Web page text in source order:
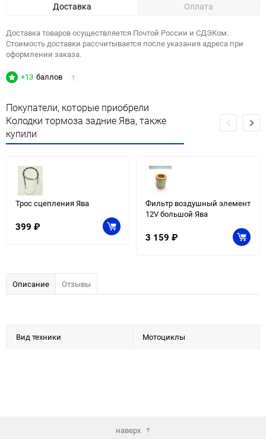
Доставка Оплата
Доставка товаров осуществляется Почтой России и СДЭКом.
Стоимость доставки рассчитывается после указания адреса при
оформлении заказа.
+13 баллов ?
Покупатели, которые приобрели
Колодки тормоза задние Ява, также
купили
Трос сцепления Ява
399 ₽
Фильтр воздушный элемент
12V большой Ява
3 159 ₽
Описание Отзывы
Вид техники Мотоциклы
наверх